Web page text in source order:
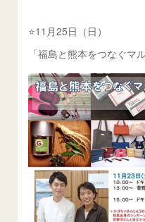
⭐️11月25日（日）
「福島と熊本をつなぐマ